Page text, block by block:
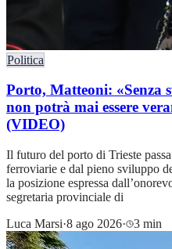
Politica
Porto, Matteoni: «Senza
non potrà mai essere
(VIDEO)
Il futuro del porto di Trieste
ferroviarie e dal pieno sviluppo
la posizione espressa
segretaria provinciale di
Luca Marsi·8 ago 2026· 3 min